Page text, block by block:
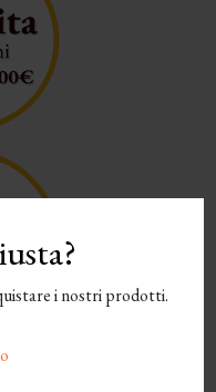
i nostri prodotti.